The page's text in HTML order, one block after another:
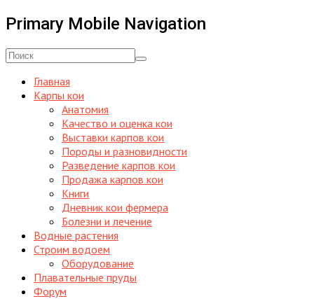
Primary Mobile Navigation
Главная
Карпы кои
Анатомия
Качество и оценка кои
Выставки карпов кои
Породы и разновидности
Разведение карпов кои
Продажа карпов кои
Книги
Дневник кои фермера
Болезни и лечение
Водные растения
Строим водоем
Оборудование
Плавательные пруды
Форум